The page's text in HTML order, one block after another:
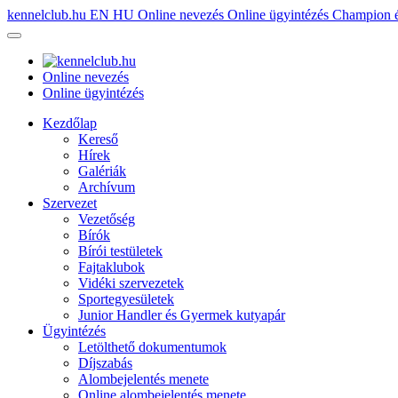
kennelclub.hu EN HU Online nevezés Online ügyintézés Champion
Online nevezés
Online ügyintézés
Kezdőlap
Kereső
Hírek
Galériák
Archívum
Szervezet
Vezetőség
Bírók
Bírói testületek
Fajtaklubok
Vidéki szervezetek
Sportegyesületek
Junior Handler és Gyermek kutyapár
Ügyintézés
Letölthető dokumentumok
Díjszabás
Alombejelentés menete
Online alombejelentés menete